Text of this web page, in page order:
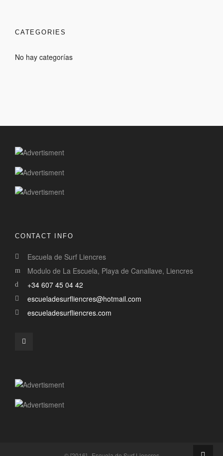
CATEGORIES
No hay categorías
CONTACT INFO
Escuela de Surf Liencres
Modulo de La Escuela, Playa de Canallave, Liencres
+34 607 45 04 42
escueladesurfliencres@hotmail.com
escueladesurfliencres.com